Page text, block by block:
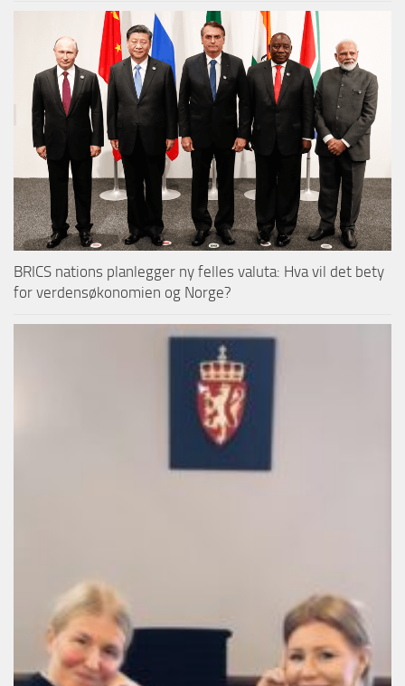
BRICS nations planlegger ny felles valuta: Hva vil det bety
for verdensøkonomien og Norge?